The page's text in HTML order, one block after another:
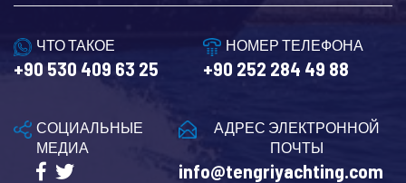
ЧТО ТАКОЕ
+90 530 409 63 25
НОМЕР ТЕЛЕФОНА
+90 252 284 49 88
АДРЕС ЭЛЕКТРОННОЙ
ПОЧТЫ
info@tengriyachting.com
СОЦИАЛЬНЫЕ
МЕДИА